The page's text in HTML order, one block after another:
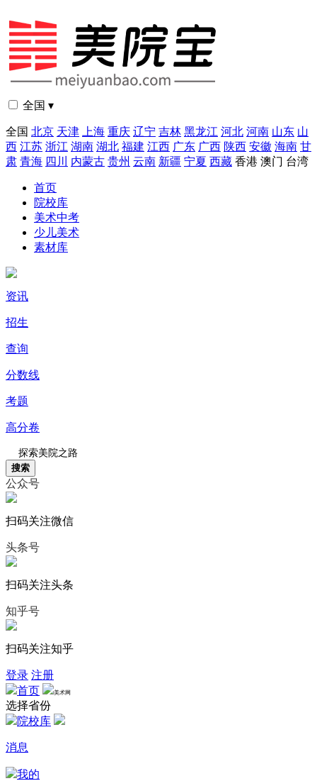
全国 ▾
全国 北京 天津 上海 重庆 辽宁 吉林 黑龙江 河北 河南 山东 山
西 江苏 浙江 湖南 湖北 福建 江西 广东 广西 陕西 安徽 海南 甘
肃 青海 四川 内蒙古 贵州 云南 新疆 宁夏 西藏 香港 澳门 台湾
首页
院校库
美术中考
少儿美术
素材库
资讯
招生
查询
分数线
考题
高分卷
搜索
公众号
扫码关注微信
头条号
扫码关注头条
知乎号
扫码关注知乎
登录 注册
首页
美术网
选择省份
院校库
消息
我的